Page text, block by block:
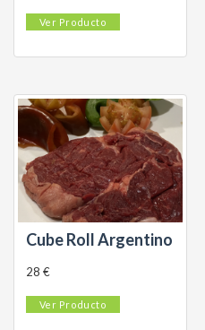
Ver Producto
Cube Roll Argentino
28 €
Ver Producto